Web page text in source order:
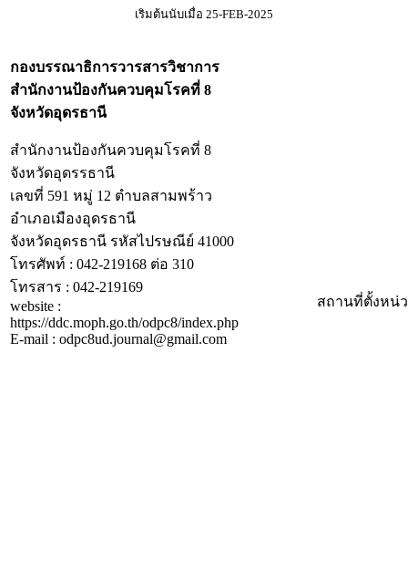
เริมต้นนับเมื่อ 25-FEB-2025
กองบรรณาธิการวารสารวิชาการ
สำนักงานป้องกันควบคุมโรคที่ 8
จังหวัดอุดรธานี
สำนักงานป้องกันควบคุมโรคที่ 8
จังหวัดอุดรรธานี
เลขที่ 591 หมู่ 12 ตำบลสามพร้าว
อำเภอเมืองอุดรธานี
จังหวัดอุดรธานี รหัสไปรษณีย์ 41000
โทรศัพท์ : 042-219168 ต่อ 310
โทรสาร : 042-219169
website :
https://ddc.moph.go.th/odpc8/index.php
E-mail : odpc8ud.journal@gmail.com
สถานที่ตั้งหน่